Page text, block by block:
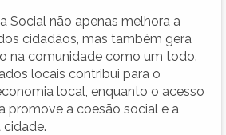
Social não apenas melhora a
cidadãos, mas também gera
na comunidade como um todo.
locais contribui para o
local, enquanto o acesso
promove a coesão social e a